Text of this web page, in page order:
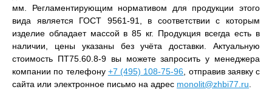
мм. Регламентирующим нормативом для продукции этого
вида является ГОСТ 9561-91, в соответствии с которым
изделие обладает массой в 85 кг. Продукция всегда есть в
наличии, цены указаны без учёта доставки. Актуальную
стоимость ПТ75.60.8-9 вы можете запросить у менеджера
компании по телефону +7 (495) 108-75-96 , отправив заявку с
сайта или электронное письмо на адрес monolit@zhbi77.ru